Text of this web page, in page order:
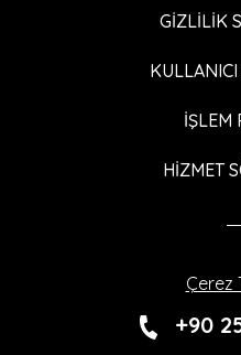
GİZLİLİK
KULLANICI
İŞLEM
HİZMET
Çerez
+90